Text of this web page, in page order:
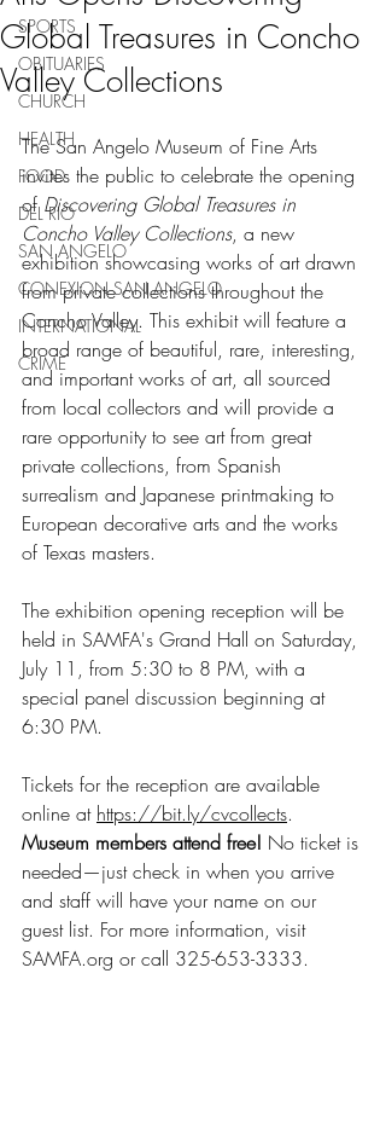
SPORTS
OBITUARIES
CHURCH
HEALTH
FOOD
DEL RIO
SAN ANGELO
CONEXION SAN ANGELO
INTERNATIONAL
CRIME
Global Treasures in Concho
Valley Collections
The San Angelo Museum of Fine Arts
invites the public to celebrate the opening
of Discovering Global Treasures in
Concho Valley Collections, a new
exhibition showcasing works of art drawn
from private collections throughout the
Concho Valley. This exhibit will feature a
broad range of beautiful, rare, interesting,
and important works of art, all sourced
from local collectors and will provide a
rare opportunity to see art from great
private collections, from Spanish
surrealism and Japanese printmaking to
European decorative arts and the works
of Texas masters.
The exhibition opening reception will be
held in SAMFA's Grand Hall on Saturday,
July 11, from 5:30 to 8 PM, with a
special panel discussion beginning at
6:30 PM.
Tickets for the reception are available
online at https://bit.ly/cvcollects.
Museum members attend free! No ticket is
needed—just check in when you arrive
and staff will have your name on our
guest list. For more information, visit
SAMFA.org or call 325-653-3333.